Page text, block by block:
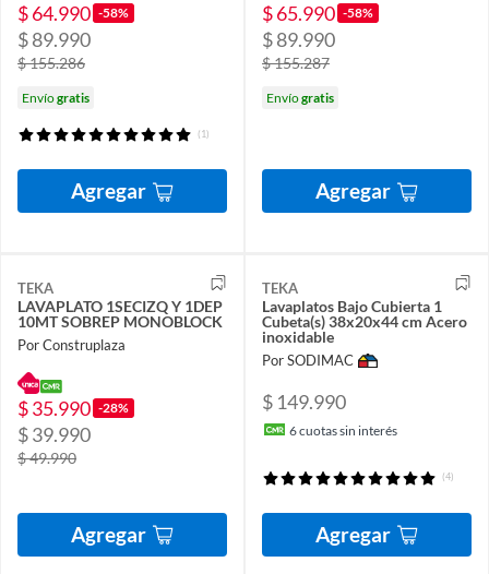
$ 64.990 -58%
$ 89.990
$ 155.286
Envíogratis
(1)
Agregar
$ 65.990 -58%
$ 89.990
$ 155.287
Envíogratis
Agregar
TEKA
LAVAPLATO 1SECIZQ Y 1DEP
10MT SOBREP MONOBLOCK
Por Construplaza
$ 35.990 -28%
$ 39.990
$ 49.990
Agregar
TEKA
Lavaplatos Bajo Cubierta 1
Cubeta(s) 38x20x44 cm Acero
inoxidable
Por SODIMAC
$ 149.990
6cuotas sin interés
(4)
Agregar